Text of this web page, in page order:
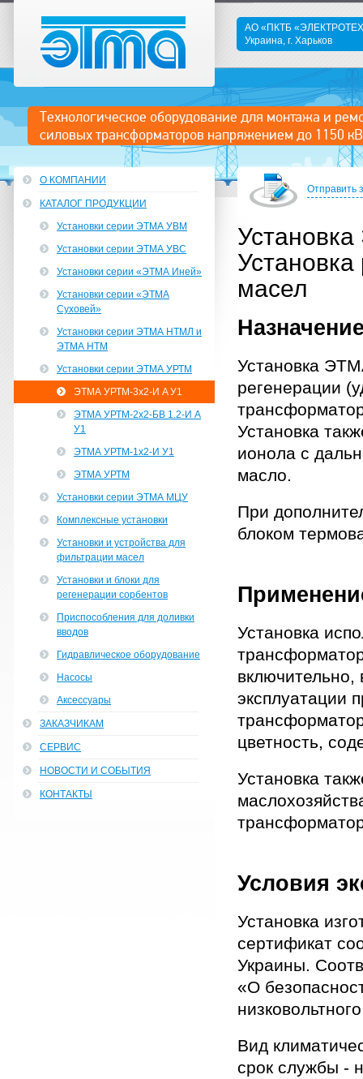
Технологическое оборудование для монтажа и
силовых трансформаторов напряжением до 1150 кВ
АО «ПКТБ
Украина, г. Харьков
Отправить
масел
Установка
регенерации
Установка
ионола с
масло.
При
блоком
Установка
включительно,
эксплуатации
цветность,
Установка
Условия
Установка
сертификат
Украины.
«О
Вид
срок службы -
О КОМПАНИИ
КАТАЛОГ ПРОДУКЦИИ
Установки серии ЭТМА УВМ
Установки серии ЭТМА УВС
Установки серии «ЭТМА Иней»
Установки серии «ЭТМА
Суховей»
Установки серии ЭТМА НТМЛ и
ЭТМА НТМ
Установки серии ЭТМА УРТМ
ЭТМА УРТМ-3х2-И A У1
ЭТМА УРТМ-2х2-БВ 1.2-И А
У1
ЭТМА УРТМ-1х2-И У1
ЭТМА УРТМ
Установки серии ЭТМА МЦУ
Комплексные установки
Установки и устройства для
фильтрации масел
Установки и блоки для
регенерации сорбентов
Приспособления для доливки
вводов
Гидравлическое оборудование
Насосы
Аксессуары
ЗАКАЗЧИКАМ
СЕРВИС
НОВОСТИ И СОБЫТИЯ
КОНТАКТЫ